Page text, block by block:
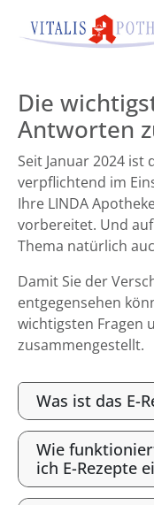
Die
Antworten
Seit Januar 2024 ist
verpflichtend im
Ihre LINDA
vorbereitet. Und
Thema natürlich
Damit Sie der
entgegensehen
wichtigsten Fragen
zusammengestellt.
Was ist das E-
Wie
ich E-Rezepte